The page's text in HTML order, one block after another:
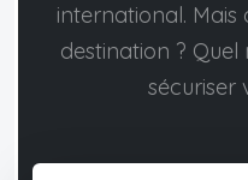
international.
destination ?
sécuriser